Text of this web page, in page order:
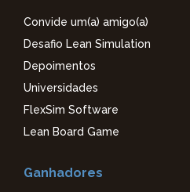
Convide um(a) amigo(a)
Desafio Lean Simulation
Depoimentos
Universidades
FlexSim Software
Lean Board Game
Ganhadores